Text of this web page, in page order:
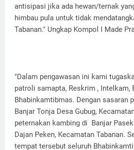
antisipasi jika ada hewan/ternak
himbau pula untuk tidak
Tabanan." Ungkap Kompol I Made
"Dalam pengawasan ini kami
patroli samapta, Reskrim , Intelkam,
Bhabinkamtibmas. Dengan sasaran
Banjar Tonja Desa Gubug,
peternakan kambing di Banjar
Dajan Peken, Kecamatan Tabanan.
tempat tersebut seluruh